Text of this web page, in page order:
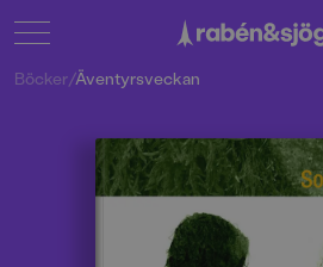
Böcker/Äventyrsveckan